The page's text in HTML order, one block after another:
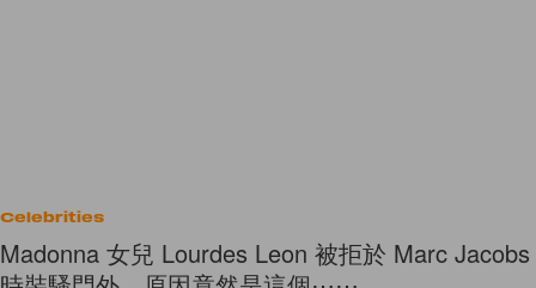
Celebrities
Madonna 女兒 Lourdes Leon 被拒於 Marc Jacobs